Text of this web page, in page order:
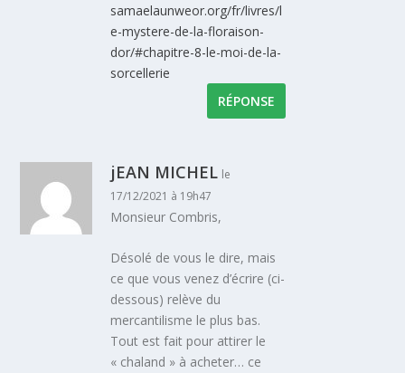
samaelaunweor.org/fr/livres/l
e-mystere-de-la-floraison-
dor/#chapitre-8-le-moi-de-la-
sorcellerie
RÉPONSE
jEAN MICHEL le
17/12/2021 à 19h47
Monsieur Combris,
Désolé de vous le dire, mais
ce que vous venez d’écrire (ci-
dessous) relève du
mercantilisme le plus bas.
Tout est fait pour attirer le
« chaland » à acheter… ce